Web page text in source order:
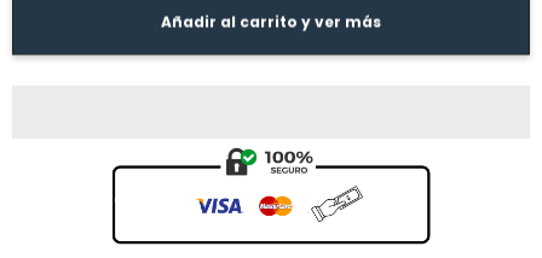
for
value
for
producto
Añadir al carrito y ver más